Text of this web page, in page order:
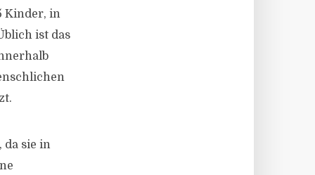
Kinder, in
ist das
da sie in